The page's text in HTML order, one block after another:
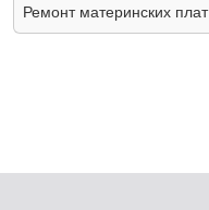
Ремонт материнских плат